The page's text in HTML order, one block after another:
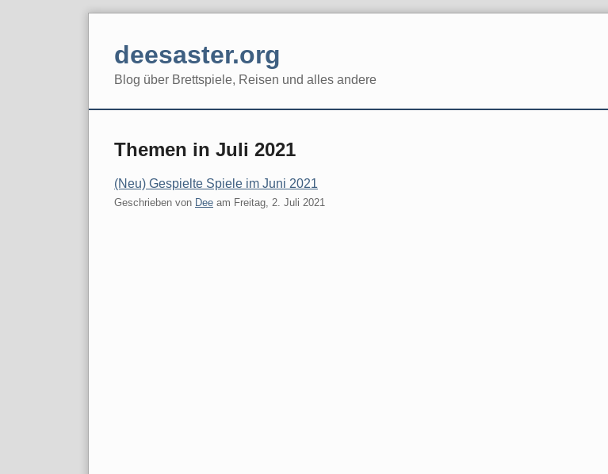
deesaster.org
Blog über Brettspiele, Reisen und alles andere
Themen in Juli 2021
(Neu) Gespielte Spiele im Juni 2021
Geschrieben von Dee am Freitag, 2. Juli 2021